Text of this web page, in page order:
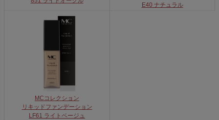
E40 ナチュラル
MCコレクション
リキッドファンデーション
LF61 ライトベージュ